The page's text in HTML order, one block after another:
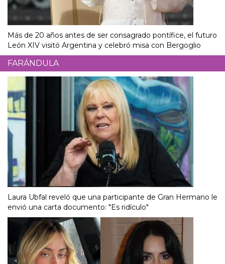
Más de 20 años antes de ser consagrado pontífice, el futuro
León XIV visitó Argentina y celebró misa con Bergoglio
FARÁNDULA
Laura Ubfal reveló que una participante de Gran Hermano le
envió una carta documento: "Es ridículo"